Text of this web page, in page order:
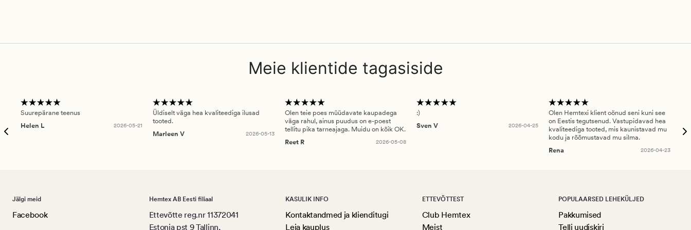
Meie klientide tagasiside
Suurepärane teenus
Helen L
2026-05-21
Üldiselt väga hea kvaliteediga ilusad
tooted.
Marleen V
2026-05-13
Olen teie poes müüdavate kaupadega
väga rahul, ainus puudus on e-poest
tellitu pika tarneajaga. Muidu on kõik OK.
Reet R
2026-05-08
:)
Sven V
2026-04-25
Olen Hemtexi klient oönud seni kuni see
on Eestis tegutsenud. Vastupidavad hea
kvaliteediga tooted, mis kaunistavad mu
kodu ja rõõmustavad mu silma.
Rena
2026-04-23
Jälgi meid
Facebook
Hemtex AB Eesti filiaal
Ettevõtte reg.nr 11372041
Estonia pst 9 Tallinn,
KASULIK INFO
Kontaktandmed ja klienditugi
Leia kauplus
ETTEVÕTTEST
Club Hemtex
Meist
POPULAARSED LEHEKÜLJED
Pakkumised
Telli uudiskiri